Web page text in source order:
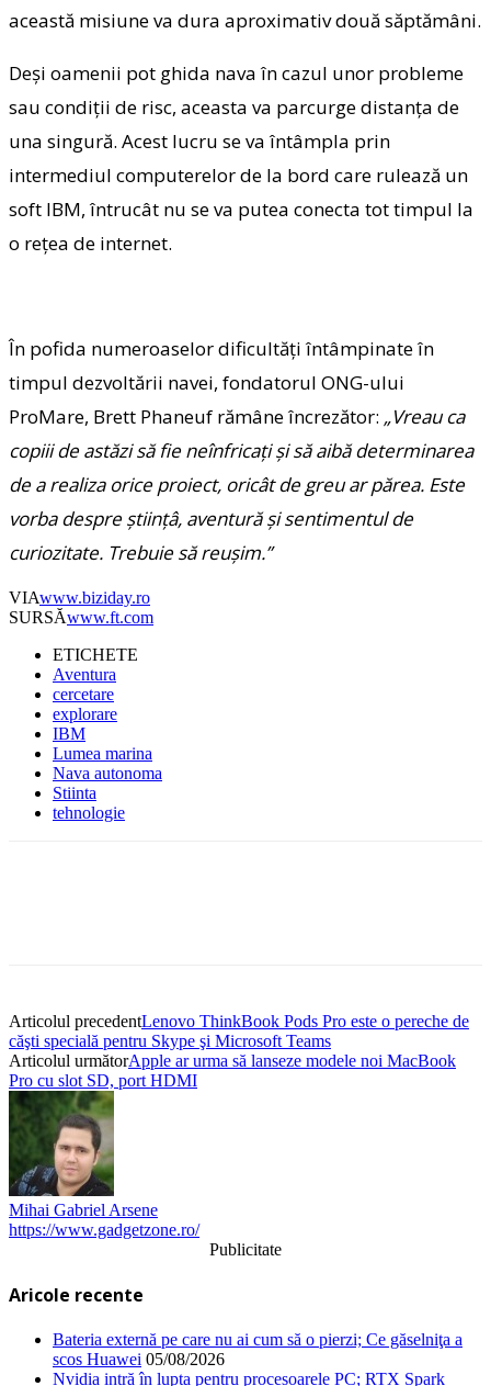
această misiune va dura aproximativ două săptămâni.
Deși oamenii pot ghida nava în cazul unor probleme
sau condiții de risc, aceasta va parcurge distanța de
una singură. Acest lucru se va întâmpla prin
intermediul computerelor de la bord care rulează un
soft IBM, întrucât nu se va putea conecta tot timpul la
o rețea de internet.
În pofida numeroaselor dificultăți întâmpinate în
timpul dezvoltării navei, fondatorul ONG-ului
ProMare, Brett Phaneuf rămâne încrezător: „Vreau ca
copiii de astăzi să fie neînfricați și să aibă determinarea
de a realiza orice proiect, oricât de greu ar părea. Este
vorba despre științâ, aventură și sentimentul de
curiozitate. Trebuie să reușim.”
VIAwww.biziday.ro
SURSĂwww.ft.com
ETICHETE
Aventura
cercetare
explorare
IBM
Lumea marina
Nava autonoma
Stiinta
tehnologie
Articolul precedentLenovo ThinkBook Pods Pro este o pereche de
căşti specială pentru Skype şi Microsoft Teams
Articolul următorApple ar urma să lanseze modele noi MacBook
Pro cu slot SD, port HDMI
Mihai Gabriel Arsene
https://www.gadgetzone.ro/
Publicitate
Aricole recente
Bateria externă pe care nu ai cum să o pierzi; Ce găselniţa a
scos Huawei 05/08/2026
Nvidia intră în lupta pentru procesoarele PC; RTX Spark